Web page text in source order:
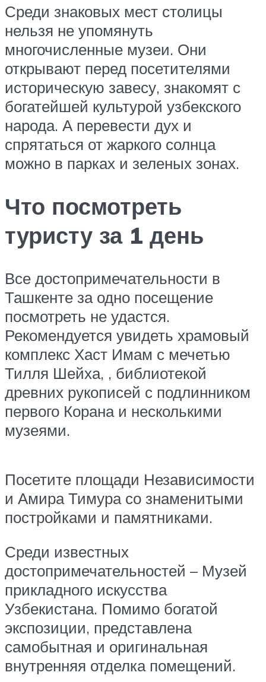
Среди знаковых мест столицы
нельзя не упомянуть
многочисленные музеи. Они
открывают перед посетителями
историческую завесу, знакомят с
богатейшей культурой узбекского
народа. А перевести дух и
спрятаться от жаркого солнца
можно в парках и зеленых зонах.
Что посмотреть
туристу за 1 день
Все достопримечательности в
Ташкенте за одно посещение
посмотреть не удастся.
Рекомендуется увидеть храмовый
комплекс Хаст Имам с мечетью
Тилля Шейха, , библиотекой
древних рукописей с подлинником
первого Корана и несколькими
музеями.
Посетите площади Независимости
и Амира Тимура со знаменитыми
постройками и памятниками.
Среди известных
достопримечательностей – Музей
прикладного искусства
Узбекистана. Помимо богатой
экспозиции, представлена
самобытная и оригинальная
внутренняя отделка помещений.